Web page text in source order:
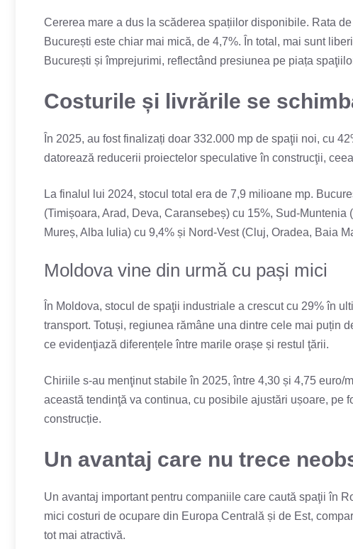
Cererea mare a dus la scăderea spațiilor disponibile. Rata
București este chiar mai mică, de 4,7%. În total, mai sunt
București și împrejurimi, reflectând presiunea pe piața
Costurile și livrările se
În 2025, au fost finalizați doar 332.000 mp de spaţii noi, cu
datorează reducerii proiectelor speculative în construcţii,
La finalul lui 2024, stocul total era de 7,9 milioane mp.
(Timișoara, Arad, Deva, Caransebeș) cu 15%, Sud-
Mureș, Alba lulia) cu 9,4% și Nord-Vest (Cluj, Oradea, Baia
Moldova vine din urmă cu pași mici
În Moldova, stocul de spaţii industriale a crescut cu 29% în
transport. Totuși, regiunea rămâne una dintre cele mai puțin
ce evidenţiază diferențele între marile orașe și restul ţării.
Chiriile s-au menţinut stabile în 2025, între 4,30 și 4,75 euro/
această tendinţă va continua, cu posibile ajustări ușoare, pe
construcție.
Un avantaj care nu trece
Un avantaj important pentru companiile care caută spaţii în
mici costuri de ocupare din Europa Centrală și de Est,
tot mai atractivă.